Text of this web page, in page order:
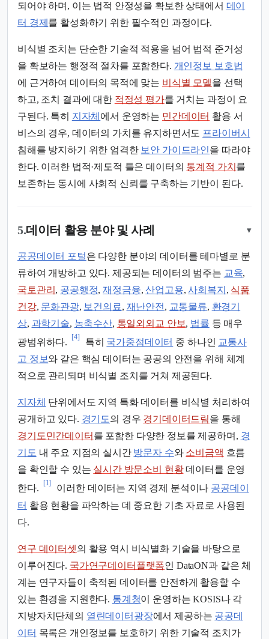
되어야 하며, 이는 법적 안정성을 확보한 상태에서 데이
터 경제 를 활성화하기 위한 필수적인 과정이다.
비식별 조치는 단순한 기술적 적용을 넘어 법적 준거성
을 확보하는 행정적 절차를 포함한다. 개인정보 보호법
에 근거하여 데이터의 목적에 맞는 비식별 모델을 선택
하고, 조치 결과에 대한 적정성 평가를 거치는 과정이 요
구된다. 특히 지자체 에서 운영하는 민간데이터 활용 서
비스의 경우, 데이터의 가치를 유지하면서도 프라이버시
침해를 방지하기 위한 엄격한 보안 가이드라인을 따라야
한다. 이러한 법적·제도적 틀은 데이터의 통계적 가치 를
보존하는 동시에 사회적 신뢰를 구축하는 기반이 된다.
5.데이터 활용 분야 및 사례 ▾
공공데이터 포털은 다양한 분야의 데이터를 테마별로 분
류하여 개방하고 있다. 제공되는 데이터의 범주는 교육,
국토관리 , 공공행정,재정금융,산업고용,사회복지 , 식품
건강, 문화관광, 보건의료, 재난안전 , 교통물류, 환경기
상, 과학기술, 농축수산, 통일외외교 안보, 법률 등 매우
광범위하다.
[4]
특히 국가중점데이터 중 하나인 교통사
고 정보와 같은 핵심 데이터는 공공의 안전을 위해 체계
적으로 관리되며 비식별 조치를 거쳐 제공된다.
지자체 단위에서도 지역 특화 데이터를 비식별 처리하여
공개하고 있다. 경기도의 경우 경기데이터드림을 통해
경기도민간데이터 를 포함한 다양한 정보를 제공하며, 경
기도 내 주요 지점의 실시간 방문자 수와 소비금액 흐름
을 확인할 수 있는 실시간 방문소비 현황데이터를 운영
한다.
[1]
이러한 데이터는 지역 경제 분석이나 공공데이
터 활용 현황을 파악하는 데 중요한 기초 자료로 사용된
다.
연구 데이터셋의 활용 역시 비식별화 기술을 바탕으로
이루어진다. 국가연구데이터플랫폼인 DataON과 같은 체
계는 연구자들이 축적된 데이터를 안전하게 활용할 수
있는 환경을 지원한다. 통계청이 운영하는 KOSIS나 각
지방자치단체의 열린데이터광장에서 제공하는 공공데
이터 목록은 개인정보를 보호하기 위한 기술적 조치가